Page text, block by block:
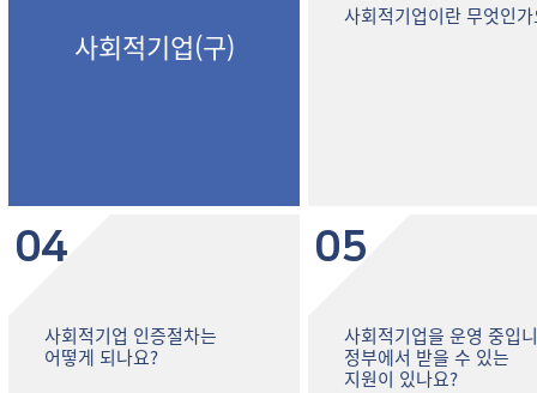
사회적기업(구)
사회적기업이란 무엇인
04
사회적기업 인증절차는
어떻게 되나요?
05
사회적기업을 운영 중입
정부에서 받을 수 있는
지원이 있나요?